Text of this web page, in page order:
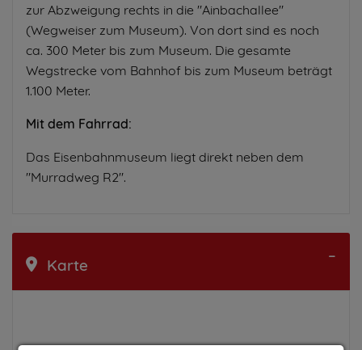
zur Abzweigung rechts in die "Ainbachallee"
(Wegweiser zum Museum). Von dort sind es noch
ca. 300 Meter bis zum Museum. Die gesamte
Wegstrecke vom Bahnhof bis zum Museum beträgt
1.100 Meter.
Mit dem Fahrrad:
Das Eisenbahnmuseum liegt direkt neben dem
"Murradweg R2".
Karte